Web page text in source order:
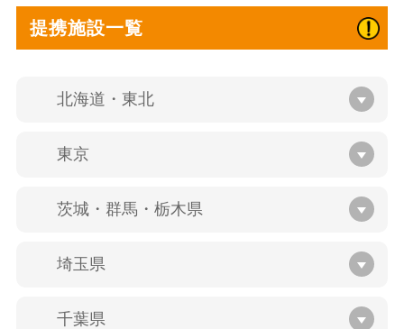
提携施設一覧
北海道・東北
東京
茨城・群馬・栃木県
埼玉県
千葉県